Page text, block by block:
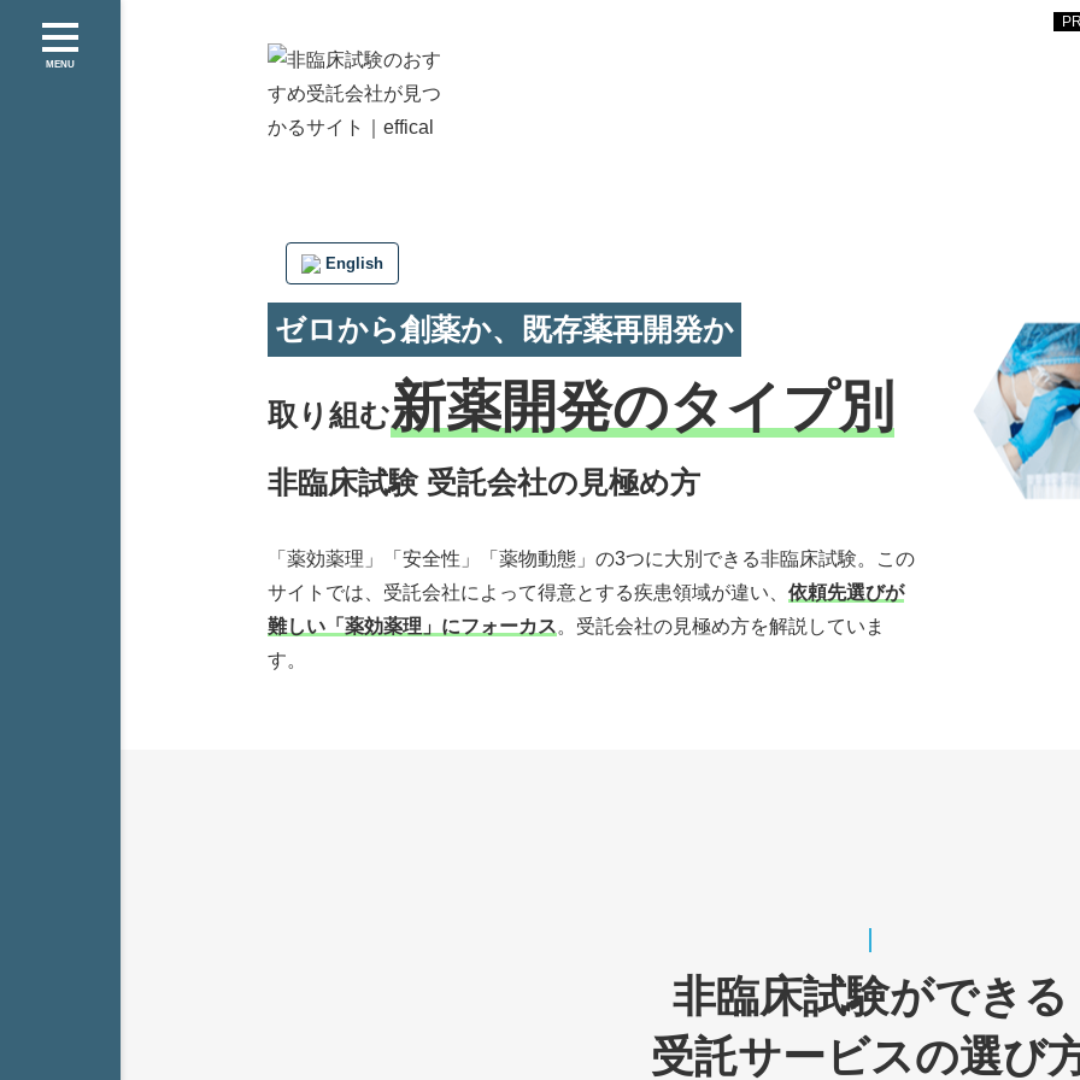
MENU
English
ゼロから創薬か、既存薬再開発か
取り組む新薬開発のタイプ別
非臨床試験 受託会社の見極め方
「薬効薬理」「安全性」「薬物動態」の3つに大別できる非臨床試験。この
サイトでは、受託会社によって得意とする疾患領域が違い、 依頼先選びが
難しい「薬効薬理」にフォーカス。受託会社の見極め方を解説していま
す。
非臨床試験ができる
受託サービスの選び